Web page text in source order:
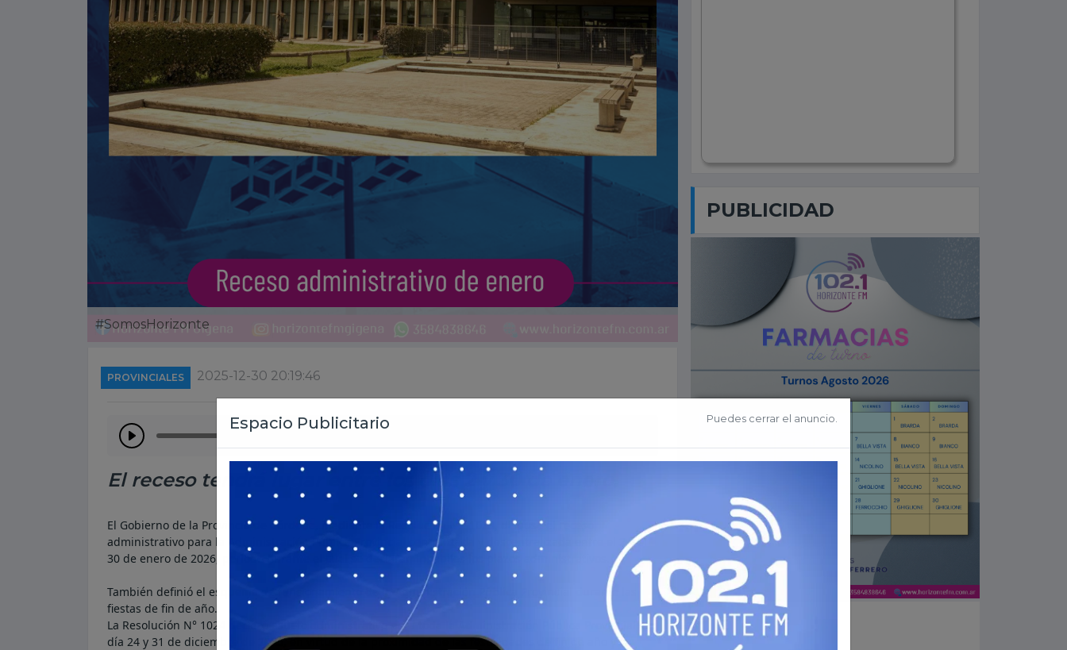
#SomosHorizonte
PROVINCIALES 2025-12-30 20:19:46
El receso tendrá lugar entre los días 2 y 30 de enero.
El Gobierno de la Provincia de Córdoba, mediante la Resolución N.° 1023, dispuso el receso
administrativo para la Administración Pública Provincial centralizada y descentralizada entre el 2 y el
30 de enero de 2026, período durante el cual se declaran inhábiles los plazos administrativos.
También definió el esquema de funcionamiento de la Administración Pública Provincial durante las
fiestas de fin de año.
La Resolución N° 1024 declaró asueto administrativo para toda la Administración Pública Provincial el
día 24 y 31 de diciembre de 2025, en virtud de la proximidad de las festividades de fin de año y su
PUBLICIDAD